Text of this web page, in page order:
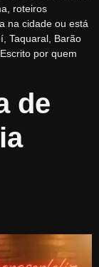
roteiros
na cidade ou está
Taquaral, Barão
por quem
de